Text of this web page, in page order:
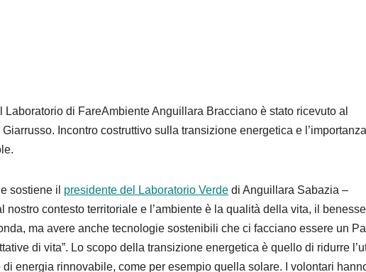
Laboratorio di FareAmbienteAnguillara Bracciano è stato ricevuto al
Giarrusso. Incontro costruttivo sulla transizione energetica e l’importanza
sostiene il presidente del Laboratorio Verde di Anguillara Sabazia –
nostro contesto territoriale e l’ambiente è la qualità della vita, il
ma avere anche tecnologie sostenibili che ci facciano essere un
di vita”. Lo scopo della transizione energetica è quello di ridurre
di energia rinnovabile, come per esempio quella solare.
I volontari